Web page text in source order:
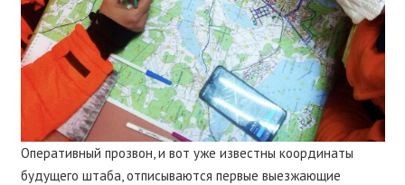
Оперативный прозвон, и вот уже известны координаты
будущего штаба, отписываются первые выезжающие